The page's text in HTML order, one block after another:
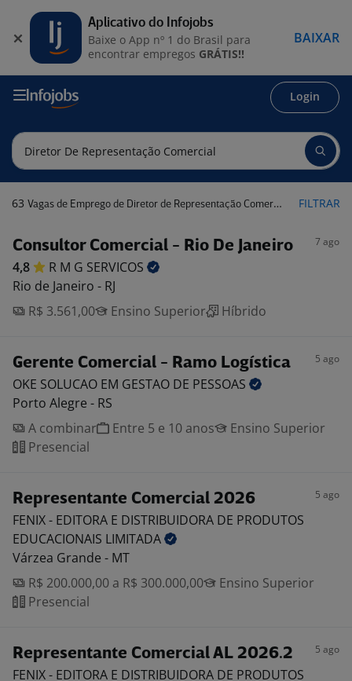
Login
63 Vagas de Emprego de Diretor de Representação Comercial FILTRAR
Consultor Comercial - Rio De Janeiro 7 ago
4,8 R M G SERVICOS
Rio de Janeiro - RJ
R$ 3.561,00
Ensino Superior Híbrido
Gerente Comercial - Ramo Logística 5 ago
OKE SOLUCAO EM GESTAO DE PESSOAS
Porto Alegre - RS
A combinar
Entre 5 e 10 anos
Ensino Superior
Presencial
Representante Comercial 2026 5 ago
FENIX - EDITORA E DISTRIBUIDORA DE PRODUTOS
EDUCACIONAIS LIMITADA
Várzea Grande - MT
R$ 200.000,00 a R$ 300.000,00
Ensino Superior
Presencial
Representante Comercial AL 2026.2 5 ago
FENIX - EDITORA E DISTRIBUIDORA DE PRODUTOS
Aplicativo do Infojobs
Baixe o App nº 1 do Brasil para
encontrar empregos GRÁTIS!!
BAIXAR